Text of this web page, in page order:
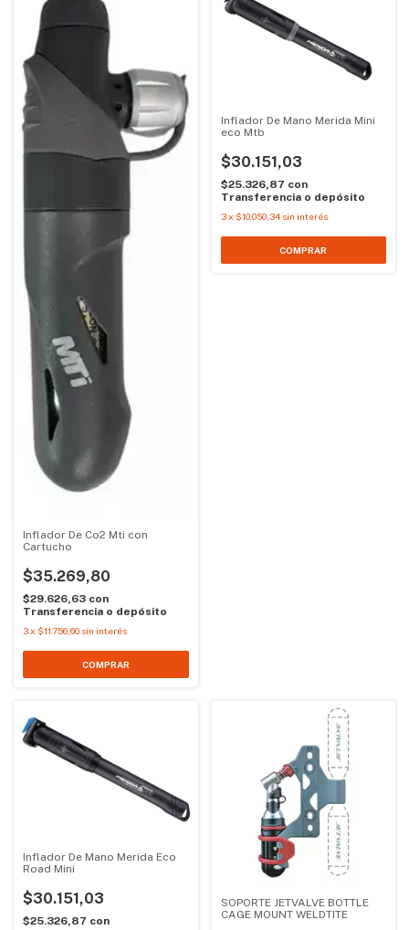
Inflador De Co2 Mti con
Cartucho
$35.269,80
$29.626,63 con
Transferencia o depósito
3x $11.756,60 sin interés
Inflador De Mano Merida Mini
eco Mtb
$30.151,03
$25.326,87 con
Transferencia o depósito
3 x $10.050,34 sin interés
Inflador De Mano Merida Eco
Road Mini
$30.151,03
$25.326,87 con
SOPORTE JETVALVE BOTTLE
CAGE MOUNT WELDTITE